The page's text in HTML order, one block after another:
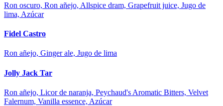
Ron oscuro, Ron añejo, Allspice dram, Grapefruit juice, Jugo de
lima, Azúcar
Fidel Castro
Ron añejo, Ginger ale, Jugo de lima
Jolly Jack Tar
Ron añejo, Licor de naranja, Peychaud's Aromatic Bitters, Velvet
Falernum, Vanilla essence, Azúcar